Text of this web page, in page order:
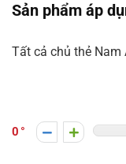
Sản phẩm áp
Tất cả chủ thẻ Nam
0